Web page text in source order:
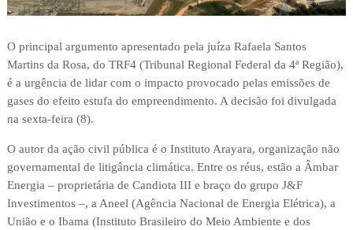
O principal argumento apresentado pela juíza Rafaela Santos
Martins da Rosa, do TRF4 (Tribunal Regional Federal da 4ª Região),
é a urgência de lidar com o impacto provocado pelas emissões de
gases do efeito estufa do empreendimento. A decisão foi divulgada
na sexta-feira (8).
O autor da ação civil pública é o Instituto Arayara, organização não
governamental de litigância climática. Entre os réus, estão a Âmbar
Energia – proprietária de Candiota III e braço do grupo J&F
Investimentos –, a Aneel (Agência Nacional de Energia Elétrica), a
União e o Ibama (Instituto Brasileiro do Meio Ambiente e dos